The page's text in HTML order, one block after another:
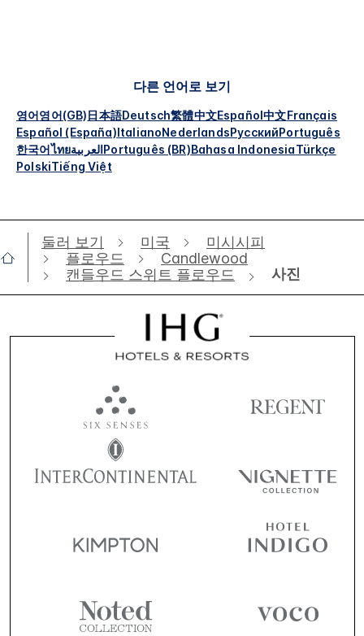
다른 언어로 보기
영어영어(GB)日本語Deutsch繁體中文Español中文Français
Español (España)ItalianoNederlandsРусскийPortuguês
한국어ไทยالعربيةPortuguês (BR)Bahasa IndonesiaTürkçe
PolskiTiếng Việt
둘러 보기 미국
미시시피
플로우드
Candlewood
캔들우드 스위트 플로우드
사진